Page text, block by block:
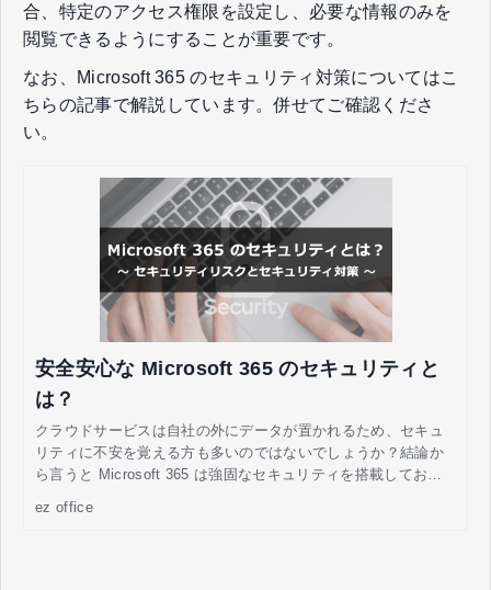
合、特定のアクセス権限を設定し、必要な情報のみを
閲覧できるようにすることが重要です。
なお、Microsoft 365 のセキュリティ対策についてはこ
ちらの記事で解説しています。併せてご確認くださ
い。
安全安心な Microsoft 365 のセキュリティと
は？
クラウドサービスは自社の外にデータが置かれるため、セキュ
リティに不安を覚える方も多いのではないでしょうか？結論か
ら言うと Microsoft 365 は強固なセキュリティを搭載してお
ez office